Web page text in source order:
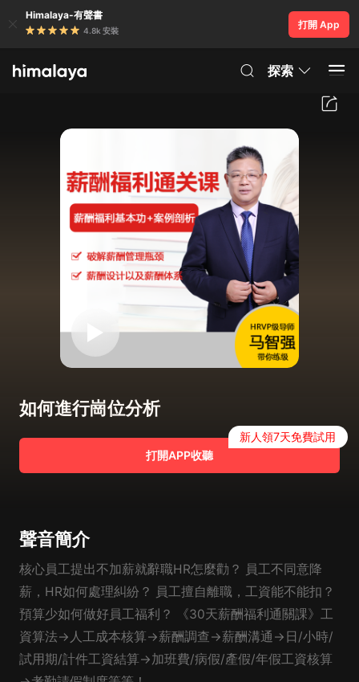
Himalaya-有聲書
4.8k 安裝
打開 App
探索
如何進行崗位分析
打開APP收聽
新人領7天免費試用
聲音簡介
核心員工提出不加薪就辭職HR怎麼勸？ 員工不同意降
薪，HR如何處理糾紛？ 員工擅自離職，工資能不能扣？
預算少如何做好員工福利？ 《30天薪酬福利通關課》工
資算法→人工成本核算→薪酬調查→薪酬溝通→日/小時/
試用期/計件工資結算→加班費/病假/產假/年假工資核算